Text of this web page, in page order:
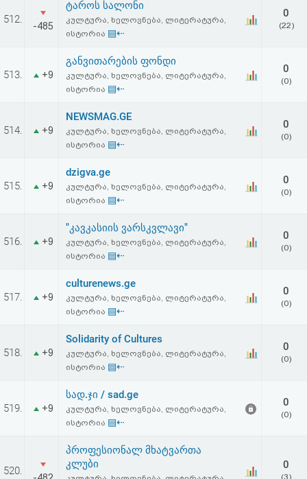
512.
-485
ტაროს სალონი
კულტურა, ხელოვნება, ლიტერატურა,
ისტორია ▤⇠
0
(22)
513. +9
განვითარების ფონდი
კულტურა, ხელოვნება, ლიტერატურა,
ისტორია ▤⇠
0
(0)
514. +9
NEWSMAG.GE
კულტურა, ხელოვნება, ლიტერატურა,
ისტორია ▤⇠
0
(0)
515. +9
dzigva.ge
კულტურა, ხელოვნება, ლიტერატურა,
ისტორია ▤⇠
0
(0)
516. +9
"კავკასიის ვარსკვლავი"
კულტურა, ხელოვნება, ლიტერატურა,
ისტორია ▤⇠
0
(0)
517. +9
culturenews.ge
კულტურა, ხელოვნება, ლიტერატურა,
ისტორია ▤⇠
0
(0)
518. +9
Solidarity of Cultures
კულტურა, ხელოვნება, ლიტერატურა,
ისტორია ▤⇠
0
(0)
519. +9
სად.ჯი / sad.ge
კულტურა, ხელოვნება, ლიტერატურა,
ისტორია ▤⇠
0
(0)
520.
პროფესიონალ მხატვართა
კლუბი
0
(3)